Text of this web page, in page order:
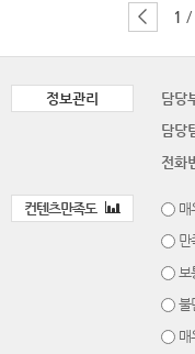
1 /
정보관리
담당
담당
전화
컨텐츠만족도
매
만
보
불
매